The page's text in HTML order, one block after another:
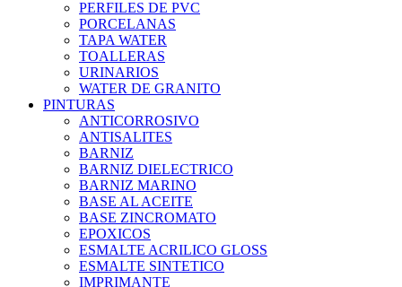
PERFILES DE PVC
PORCELANAS
TAPA WATER
TOALLERAS
URINARIOS
WATER DE GRANITO
PINTURAS
ANTICORROSIVO
ANTISALITES
BARNIZ
BARNIZ DIELECTRICO
BARNIZ MARINO
BASE AL ACEITE
BASE ZINCROMATO
EPOXICOS
ESMALTE ACRILICO GLOSS
ESMALTE SINTETICO
IMPRIMANTE